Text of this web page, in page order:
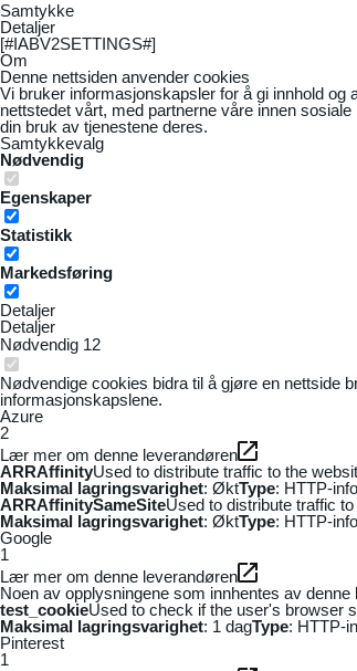
Samtykke
Detaljer
[#IABV2SETTINGS#]
Om
Denne nettsiden anvender cookies
Vi bruker informasjonskapsler for å gi innhold
nettstedet vårt, med partnerne våre innen
din bruk av tjenestene deres.
Samtykkevalg
Nødvendig
Egenskaper
Statistikk
Markedsføring
Detaljer
Detaljer
Nødvendig 12
Nødvendige cookies bidra til å gjøre en nettside
informasjonskapslene.
Azure
2
Lær mer om denne leverandøren
ARRAffinityUsed to distribute traffic to the
Maksimal lagringsvarighet: ØktType: HTTP-
ARRAffinitySameSiteUsed to distribute traffic
Maksimal lagringsvarighet: ØktType: HTTP-
Google
1
Lær mer om denne leverandøren
Noen av opplysningene som innhentes av
test_cookieUsed to check if the user's browser
Maksimal lagringsvarighet: 1 dagType: HTTP-
Pinterest
1